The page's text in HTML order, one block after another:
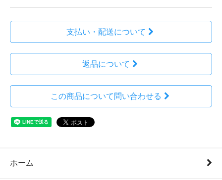
支払い・配送について
返品について
この商品について問い合わせる
ホーム